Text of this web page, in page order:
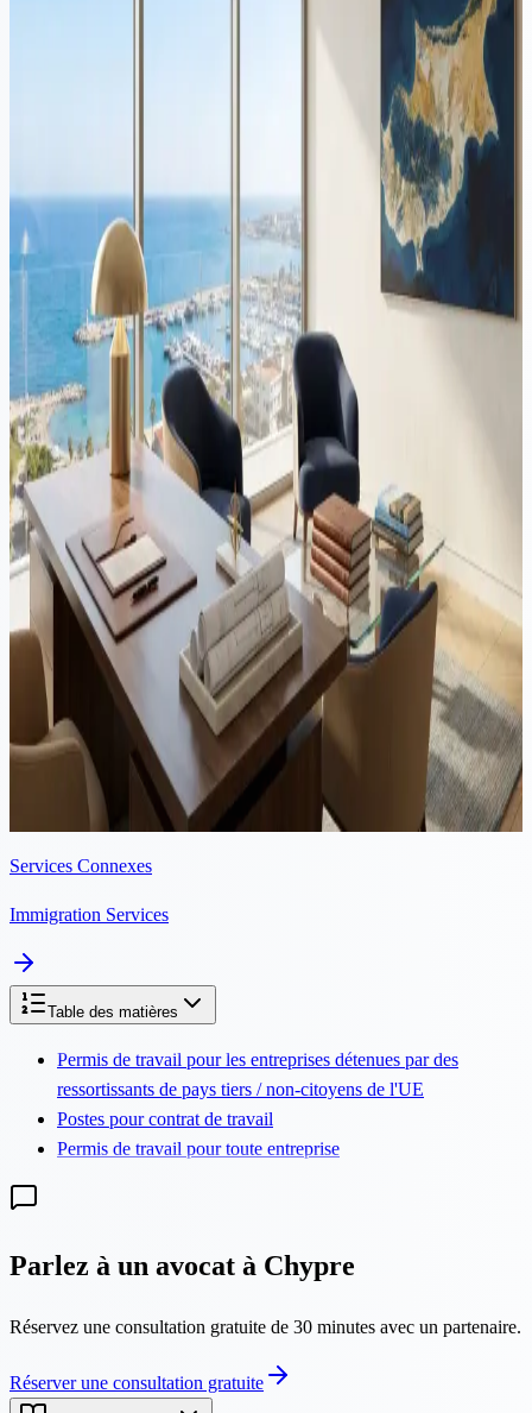
Le déménagement de Pologne à Chypre nécessite une planification
coordonnée dans les deux juridictions. Ce guide couvre l'impôt de
sortie polonais, la désinscription, le Yellow Slip, le statut Non-Dom
de Chypre, la règle des 60 jours révisée et la structuration
d'entreprise à Chypre pour les entrepreneurs polonais en 2026.
Conversion de permis de conduire à Chypre : guide 2026
La plupart des résidents étrangers qui prévoient de continuer à
conduire à Chypre doivent finalement échanger leur permis contre
un permis local. Voici comment fonctionne la conversion —
éligibilité, la règle de résidence de 185 jours, la demande TOM 7D,
et ce qui ralentit les demandes.
Vidéo
Immigration
Lecture de 15 min
Déménager à Chypre depuis le Royaume-Uni : guide fiscal, de
résidence et de structuration 2026
Déménager du Royaume-Uni à Chypre nécessite une planification
coordonnée dans les deux juridictions. Ce guide couvre le Test de
Résidence Statutaire, la notification à HMRC, le traitement de
l'année fractionnée, la queue IHT du Royaume-Uni, le Pink Slip, le
statut Non-Dom à Chypre, la règle révisée des 60 jours et la
structuration d'entreprise à Chypre pour les entrepreneurs
britanniques en 2026.
Services Connexes
Immigration Services
Table des matières
Permis de travail pour les entreprises détenues par des
ressortissants de pays tiers / non-citoyens de l'UE
Postes pour contrat de travail
Permis de travail pour toute entreprise
Parlez à un avocat à Chypre
Réservez une consultation gratuite de 30 minutes avec un partenaire.
Réserver une consultation gratuite